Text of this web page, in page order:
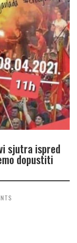
sjutra ispred
dopustiti